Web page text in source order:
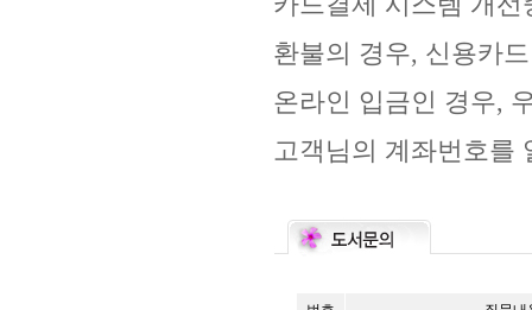
환불의 경우, 신용카
온라인 입금인 경우,
고객님의 계좌번호를